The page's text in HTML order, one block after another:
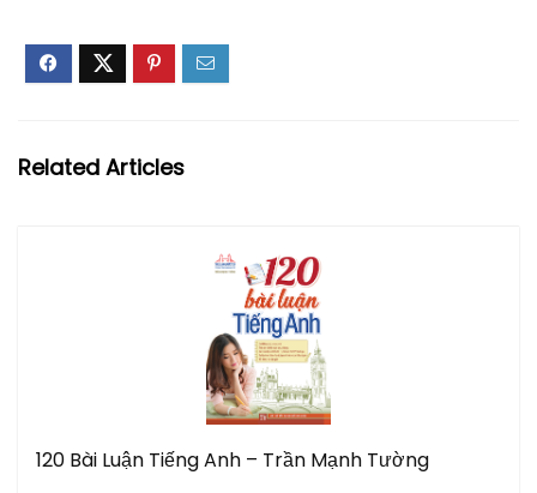
Related Articles
120 Bài Luận Tiếng Anh – Trần Mạnh Tường